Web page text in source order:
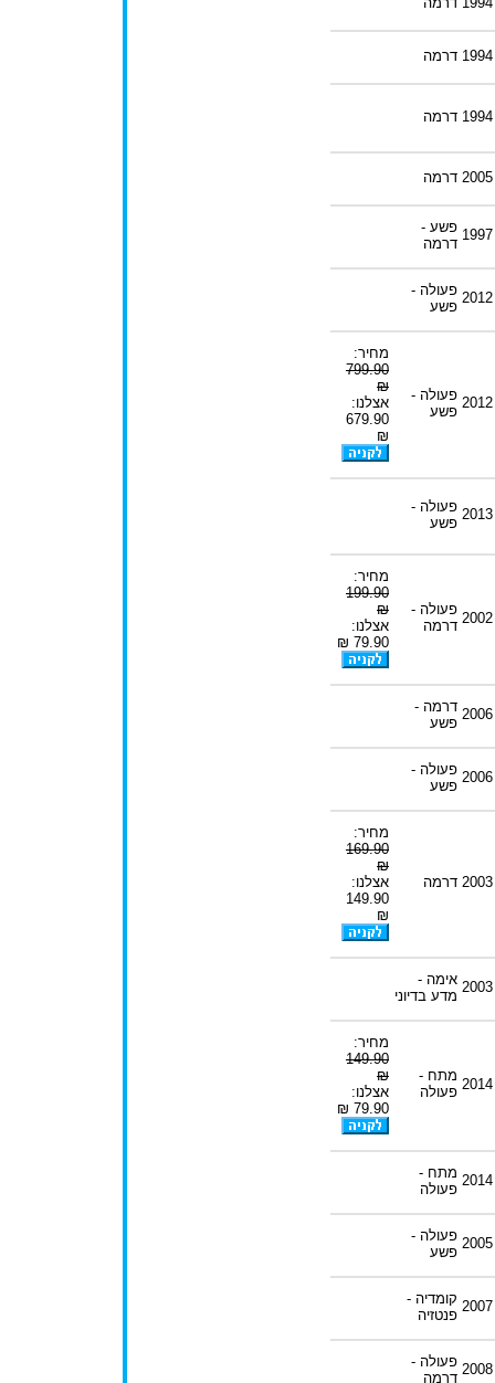
1994 דרמה
1994 דרמה
2005 דרמה
1997 פשע -
דרמה
2012 פעולה -
פשע
2012 פעולה -
פשע
מחיר:
799.90
₪
אצלנו:
679.90
₪
2013 פעולה -
פשע
2002
פעולה -
דרמה
מחיר:
199.90
₪
אצלנו:
79.90 ₪
2006 דרמה -
פשע
2006 פעולה -
פשע
2003 דרמה
מחיר:
169.90
₪
אצלנו:
149.90
₪
2003 אימה -
מדע בדיוני
2014
מתח -
פעולה
מחיר:
149.90
₪
אצלנו:
79.90 ₪
2014 מתח -
פעולה
2005 פעולה -
פשע
2007 קומדיה -
פנטזיה
2008 פעולה -
דרמה